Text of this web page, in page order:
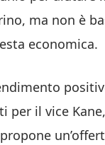
ma non è
economica.
il vice